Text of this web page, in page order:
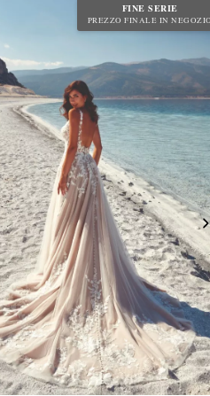
FINE SERIE
PREZZO FINALE IN NEGOZIO